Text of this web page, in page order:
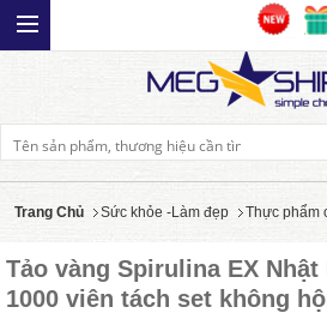
Trang Chủ Sức khỏe -Làm đẹp Thực phẩm
Tảo vàng Spirulina EX
1000 viên tách set không